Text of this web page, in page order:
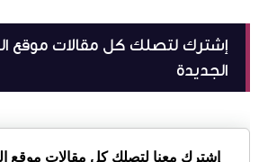
إشترك لتصلك كل مقالات موقع
الجديدة
إشترك معنا لتصلك كل مقالات موقع